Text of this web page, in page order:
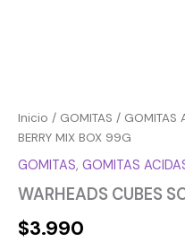
Inicio / GOMITAS / GOMITAS
BERRY MIX BOX 99G
GOMITAS, GOMITAS
WARHEADS CUBES
$3.990